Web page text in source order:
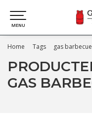
MENU
Home Tags gas barbecue
GAS